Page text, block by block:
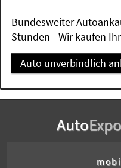
Bundesweiter
Stunden - Wir kaufen
Auto unverbindlich
Auto